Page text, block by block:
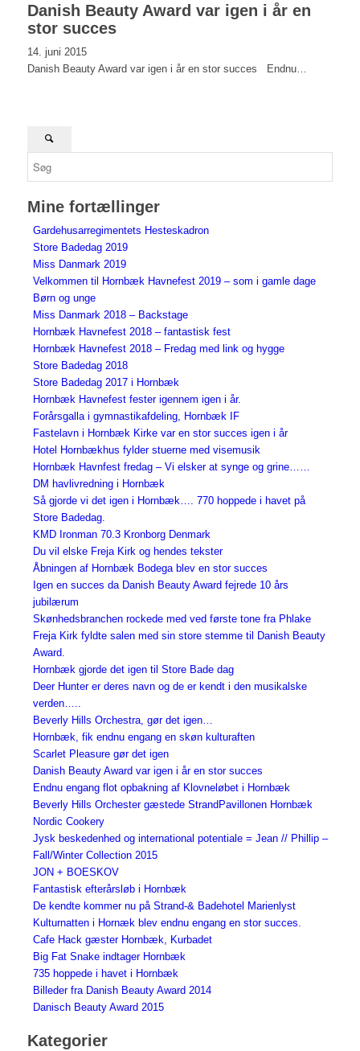
Danish Beauty Award var igen i år en
stor succes
14. juni 2015
Danish Beauty Award var igen i år en stor succes Endnu…
Mine fortællinger
Gardehusarregimentets Hesteskadron
Store Badedag 2019
Miss Danmark 2019
Velkommen til Hornbæk Havnefest 2019 – som i gamle dage
Børn og unge
Miss Danmark 2018 – Backstage
Hornbæk Havnefest 2018 – fantastisk fest
Hornbæk Havnefest 2018 – Fredag med link og hygge
Store Badedag 2018
Store Badedag 2017 i Hornbæk
Hornbæk Havnefest fester igennem igen i år.
Forårsgalla i gymnastikafdeling, Hornbæk IF
Fastelavn i Hornbæk Kirke var en stor succes igen i år
Hotel Hornbækhus fylder stuerne med visemusik
Hornbæk Havnfest fredag – Vi elsker at synge og grine……
DM havlivredning i Hornbæk
Så gjorde vi det igen i Hornbæk…. 770 hoppede i havet på
Store Badedag.
KMD Ironman 70.3 Kronborg Denmark
Du vil elske Freja Kirk og hendes tekster
Åbningen af Hornbæk Bodega blev en stor succes
Igen en succes da Danish Beauty Award fejrede 10 års
jubilærum
Skønhedsbranchen rockede med ved første tone fra Phlake
Freja Kirk fyldte salen med sin store stemme til Danish Beauty
Award.
Hornbæk gjorde det igen til Store Bade dag
Deer Hunter er deres navn og de er kendt i den musikalske
verden…..
Beverly Hills Orchestra, gør det igen…
Hornbæk, fik endnu engang en skøn kulturaften
Scarlet Pleasure gør det igen
Danish Beauty Award var igen i år en stor succes
Endnu engang flot opbakning af Klovneløbet i Hornbæk
Beverly Hills Orchester gæstede StrandPavillonen Hornbæk
Nordic Cookery
Jysk beskedenhed og international potentiale = Jean // Phillip –
Fall/Winter Collection 2015
JON + BOESKOV
Fantastisk efterårsløb i Hornbæk
De kendte kommer nu på Strand-& Badehotel Marienlyst
Kulturnatten i Hornæk blev endnu engang en stor succes.
Cafe Hack gæster Hornbæk, Kurbadet
Big Fat Snake indtager Hornbæk
735 hoppede i havet i Hornbæk
Billeder fra Danish Beauty Award 2014
Danisch Beauty Award 2015
Kategorier